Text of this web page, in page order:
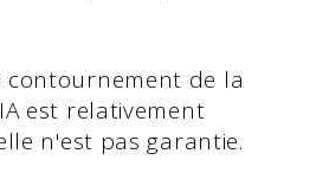
contournement de la
est relativement
n'est pas garantie.